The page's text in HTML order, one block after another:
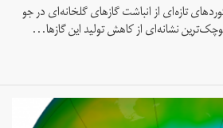
تازه‌ای از انباشت گازهای گلخانه‌ای در جو
نشانه‌ای از کاهش تولید این گازها...